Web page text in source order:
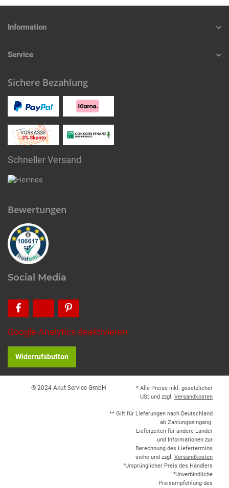
Information
Service
Sichere Bezahlung
Schneller Versand
Bewertungen
Social Media
Google Analytics deaktivieren
Widerrufsbutton
® 2024 Akut Service GmbH
* Alle Preise inkl. gesetzlicher
USt.und zzgl. Versandkosten
** Gilt für Lieferungen nach Deutschland
ab Zahlungseingang.
Lieferzeiten für andere Länder
und Informationen zur
Berechnung des Liefertermins
siehe und zzgl. Versandkosten
¹Ursprünglicher Preis des Händlers
²Unverbindliche
Preisempfehlung des